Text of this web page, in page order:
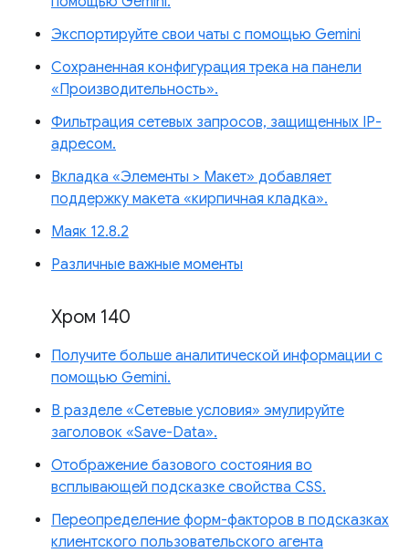
Экспортируйте свои чаты с помощью Gemini
Сохраненная конфигурация трека на панели
«Производительность».
Фильтрация сетевых запросов, защищенных IP-
адресом.
Вкладка «Элементы > Макет» добавляет
поддержку макета «кирпичная кладка».
Маяк 12.8.2
Различные важные моменты
Хром 140
Получите больше аналитической информации с
помощью Gemini.
В разделе «Сетевые условия» эмулируйте
заголовок «Save-Data».
Отображение базового состояния во
всплывающей подсказке свойства CSS.
Переопределение форм-факторов в подсказках
клиентского пользовательского агента